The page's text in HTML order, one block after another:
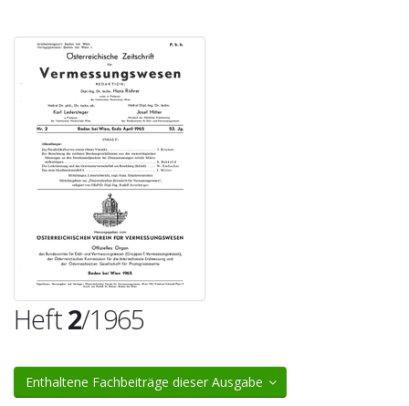
Heft2/1965
Enthaltene Fachbeiträge dieser Ausgabe